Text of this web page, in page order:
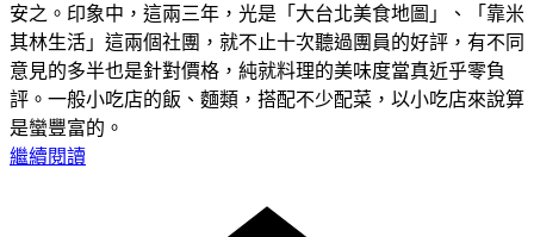
安之。印象中，這兩三年，光是「大台北美食地圖」、「靠米
其林生活」這兩個社團，就不止十次聽過團員的好評，有不同
意見的多半也是針對價格，純就料理的美味度當真近乎零負
評。一般小吃店的飯、麵類，搭配不少配菜，以小吃店來說算
是蠻豐富的。
繼續閱讀